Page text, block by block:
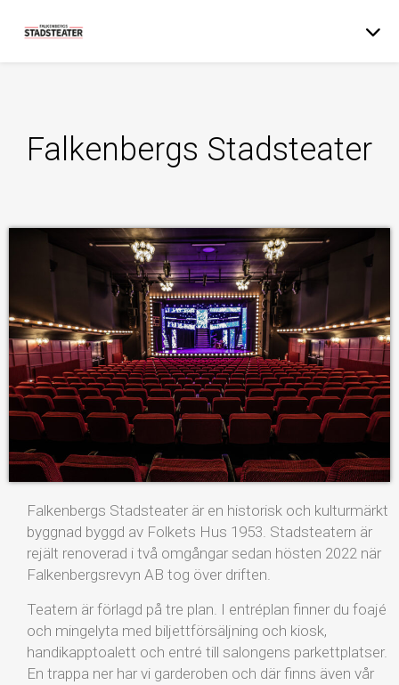
Falkenbergs Stadsteater
Falkenbergs Stadsteater är en historisk och kulturmärkt
byggnad byggd av Folkets Hus 1953. Stadsteatern är
rejält renoverad i två omgångar sedan hösten 2022 när
Falkenbergsrevyn AB tog över driften.
Teatern är förlagd på tre plan. I entréplan finner du foajé
och mingelyta med biljettförsäljning och kiosk,
handikapptoalett och entré till salongens parkettplatser.
En trappa ner har vi garderoben och där finns även vår